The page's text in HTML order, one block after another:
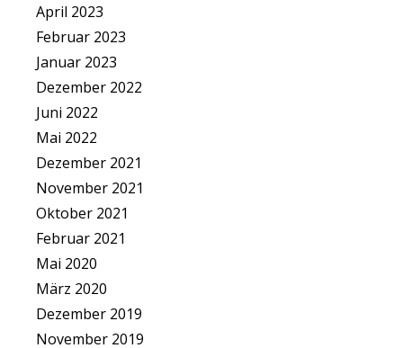
April 2023
Februar 2023
Januar 2023
Dezember 2022
Juni 2022
Mai 2022
Dezember 2021
November 2021
Oktober 2021
Februar 2021
Mai 2020
März 2020
Dezember 2019
November 2019